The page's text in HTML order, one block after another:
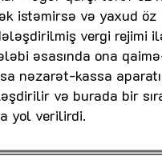
istəmirsə və yaxud öz
vergi rejimi
əsasında ona
nəzarət-kassa
və burada bir
yol verilirdi.